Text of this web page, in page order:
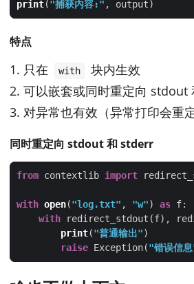
print("捕获内容:"
特点
只在 with
块内生效
可以嵌套或同时重定向 stdout
对异常也有效（异常打印会重
同时重定向 stdout 和 stderr
from contextlib import
with open("log.txt" , "w") as
with
print("普通输出"
raise Exception("错误信